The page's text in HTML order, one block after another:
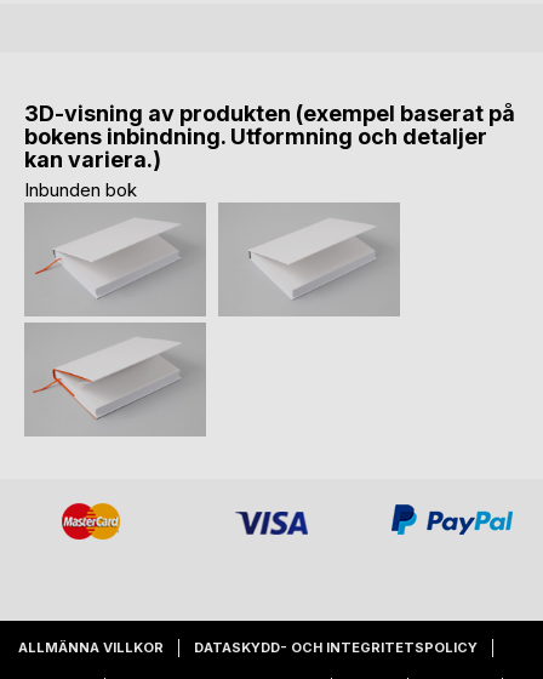
3D-visning av produkten (exempel baserat på
bokens inbindning. Utformning och detaljer
kan variera.)
Inbunden bok
ALLMÄNNA VILLKOR DATASKYDD- OCH INTEGRITETSPOLICY